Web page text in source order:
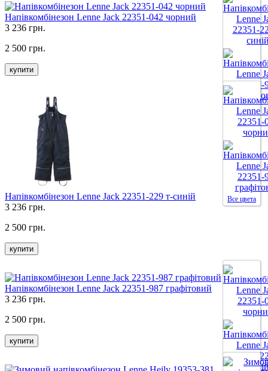
Все цвета
Напівкомбінезон Lenne Jack 22351-042 чорний
3 236 грн.
2 500 грн.
купити
Все цвета
Напівкомбінезон Lenne Jack 22351-229 т-синій
3 236 грн.
2 500 грн.
купити
Напівкомбінезон Lenne Jack 22351-987 графітовий
3 236 грн.
2 500 грн.
купити